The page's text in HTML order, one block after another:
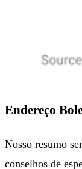
Endereço
Nosso resumo
conselhos de